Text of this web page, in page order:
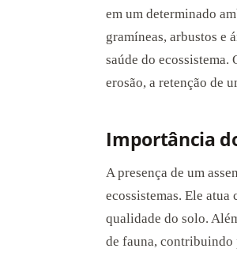
em um determinado
gramíneas, arbustos e
saúde do ecossistema.
erosão, a retenção de
Importância
A presença de um
ecossistemas. Ele
qualidade do solo.
de fauna, contribuindo